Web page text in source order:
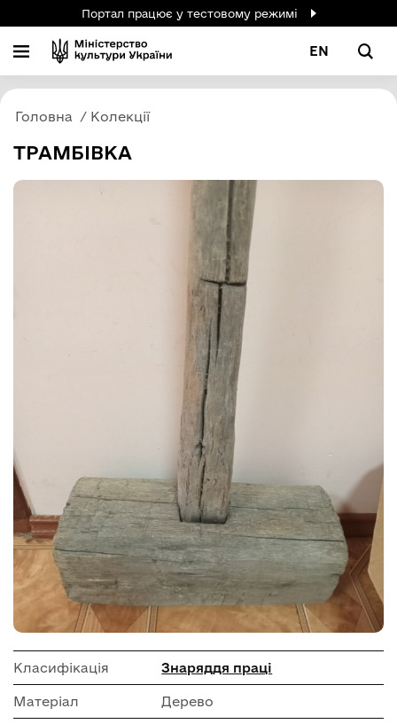
Портал працює у тестовому режимі
EN
Головна Колекції
ТРАМБІВКА
Класифікація Знаряддя праці
Матеріал Дерево